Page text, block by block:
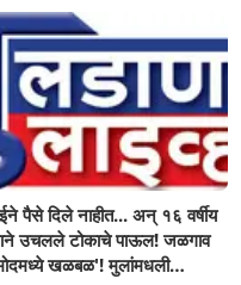
पैसे दिले नाहीत... अन् १६ वर्षीय
उचलले टोकाचे पाऊल! जळगाव
खळबळ'! मुलांमधली